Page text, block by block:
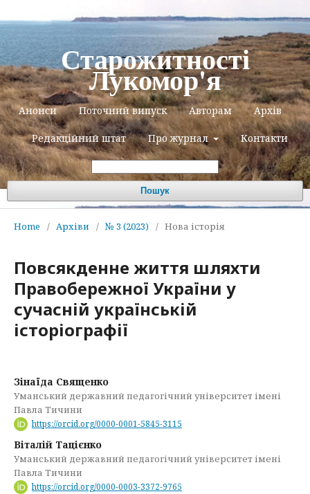
Старожитності
Лукомор'я
Анонси Поточний випуск Авторам Архів
Редакційний штат Про журнал Контакти
Пошук
Home / Архіви / № 3 (2023) / Нова історія
Повсякденне життя шляхти
Правобережної України у
сучасній українській
історіографії
Зінаїда Священко
Уманський державний педагогічний університет імені
Павла Тичини
https://orcid.org/0000-0001-5845-3115
Віталій Тацієнко
Уманський державний педагогічний університет імені
Павла Тичини
https://orcid.org/0000-0003-3372-9765